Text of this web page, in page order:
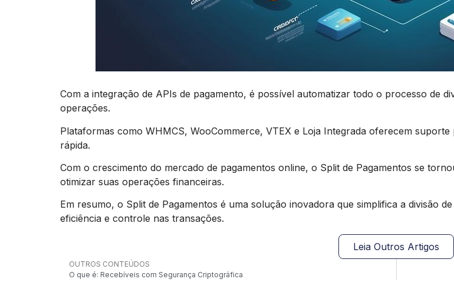
Com a integração de APIs de pagamento, é possível automatizar todo o processo de
operações.
Plataformas como WHMCS, WooCommerce, VTEX e Loja Integrada oferecem
rápida.
Com o crescimento do mercado de pagamentos online, o Split de Pagamentos se
otimizar suas operações financeiras.
Em resumo, o Split de Pagamentos é uma solução inovadora que simplifica a divisão
eficiência e controle nas transações.
Leia Outros Artigos
OUTROS CONTEÚDOS
O que é: Recebíveis com Segurança Criptográfica